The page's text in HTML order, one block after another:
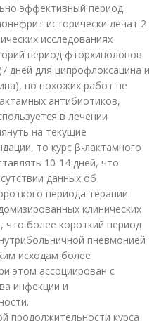
эффективный период
исторически лечат 2
исследованиях
период фторхинолонов
дней для ципрофлоксацина и
но похожих работ не
антибиотиков,
в лечении
на текущие
то курс β-лактамного
10-14 дней, что
данных об
периода терапии.
клинических
что более короткий период
пневмонией
исходам более
этом ассоциирован с
инфекции и
продолжительности курса